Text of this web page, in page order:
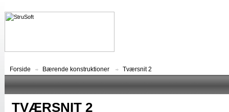
Forside Bærende konstruktioner Tværsnit 2
TVÆRSNIT 2